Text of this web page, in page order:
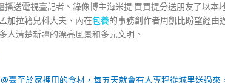
播送電視臺記者、錄像博主海米提·買買提分送朋友了以本
加拉籍兒科大夫、內在包養的事務創作者周凱比盼望經由
人清楚新疆的漂亮風景和多元文明。
臺至於家裡用的食材，每五天就會有人專程從城里送過來